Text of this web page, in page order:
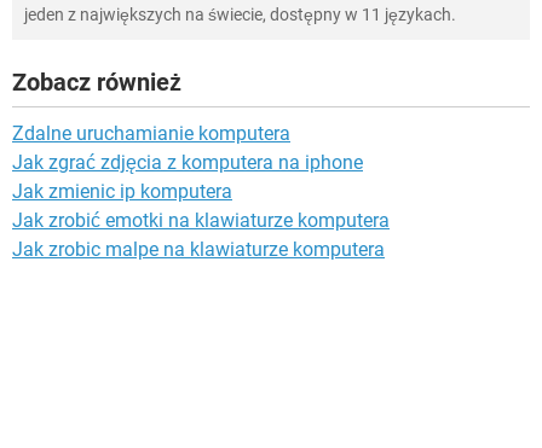
jeden z największych na świecie, dostępny w 11 językach.
Zobacz również
Zdalne uruchamianie komputera
Jak zgrać zdjęcia z komputera na iphone
Jak zmienic ip komputera
Jak zrobić emotki na klawiaturze komputera
Jak zrobic malpe na klawiaturze komputera